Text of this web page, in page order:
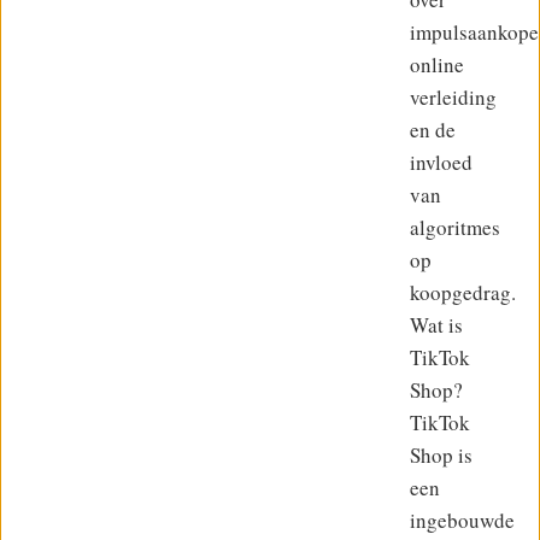
online
verleiding
en de
invloed
van
algoritmes
op
koopgedrag.
Wat is
TikTok
Shop?
TikTok
Shop is
een
ingebouwde